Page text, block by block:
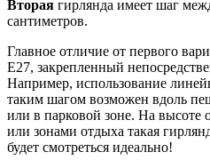
Вторая гирлянда имеет шаг
сантиметров.
Главное отличие от первого
Е27, закрепленный
Например, использование
таким шагом возможен вдоль
или в парковой зоне. На высоте
или зонами отдыха такая
будет смотреться идеально!